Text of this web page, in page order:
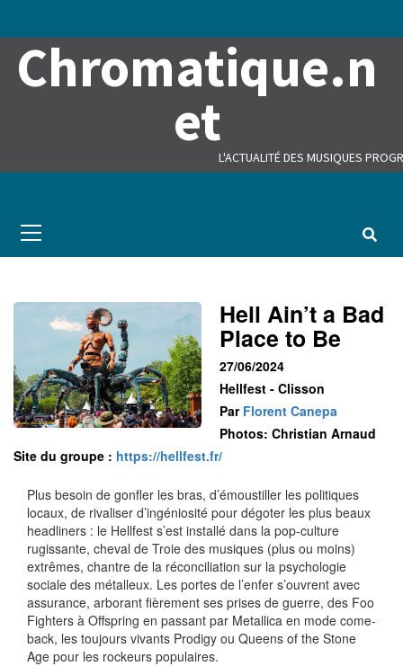
Chromatique.n
et
L'ACTUALITÉ DES MUSIQUES
Menu
Hell Ain’t a Bad
Place to Be
27/06/2024
Hellfest - Clisson
Par Florent Canepa
Photos: Christian Arnaud
Site du groupe : https://hellfest.fr/
Plus besoin de gonfler les bras, d’émoustiller les politiques
locaux, de rivaliser d’ingéniosité pour dégoter les plus beaux
headliners : le Hellfest s’est installé dans la pop-culture
rugissante, cheval de Troie des musiques (plus ou moins)
extrêmes, chantre de la réconciliation sur la psychologie
sociale des métalleux. Les portes de l’enfer s’ouvrent avec
assurance, arborant fièrement ses prises de guerre, des Foo
Fighters à Offspring en passant par Metallica en mode come-
back, les toujours vivants Prodigy ou Queens of the Stone
Age pour les rockeurs populaires.